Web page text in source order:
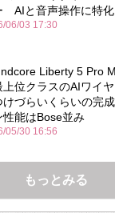
AIと音声操作に特化
06/03 17:30
Liberty 5 Pro
上位クラスのAIワイ
けづらいくらいの完
性能はBose並み
05/30 16:56
もっとみる